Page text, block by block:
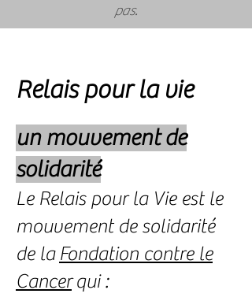
pas.
Relais pour la vie
un mouvement de
solidarité
Le Relais pour la Vie est le
mouvement de solidarité
de la Fondation contre le
Cancerqui :